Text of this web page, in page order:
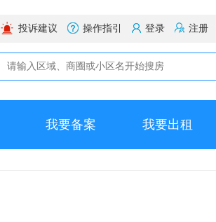
投诉建议 操作指引 登录 注册
我要备案 我要出租